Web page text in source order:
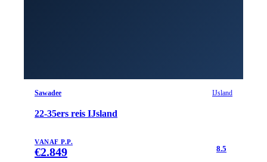
Sawadee IJsland
22-35ers reis IJsland
VANAF P.P.
€2.849 8.5